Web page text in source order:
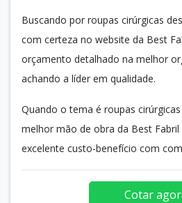
Buscando por roupas cirúrgicas
com certeza no website da Best
orçamento detalhado na melhor
achando a líder em qualidade.
Quando o tema é roupas
melhor mão de obra da Best
excelente custo-benefício com
Cotar